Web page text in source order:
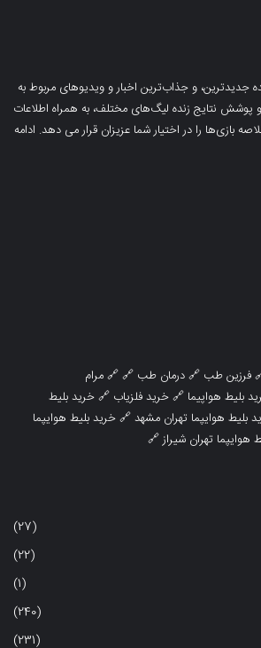
جدیدترین، و جذاب‌ترین اخبار و ویدیوهای مربوط به
و پوشش نتایج زنده لیگ‌های مختلف، به همراه اطلاعات
بازی‌ها را در اختیار شما عزیزان قرار می دهد. ادامه
فرزین طب 🔗درمان طب 🔗 🔗مرام
بلیط هواپیما 🔗خرید فلزیاب 🔗خرید بلیط
بلیط هوایپما تهران مشهد🔗خرید بلیط هوایپما
هوایپما تهران شیراز🔗
(27)
(22)
(1)
(240)
(231)